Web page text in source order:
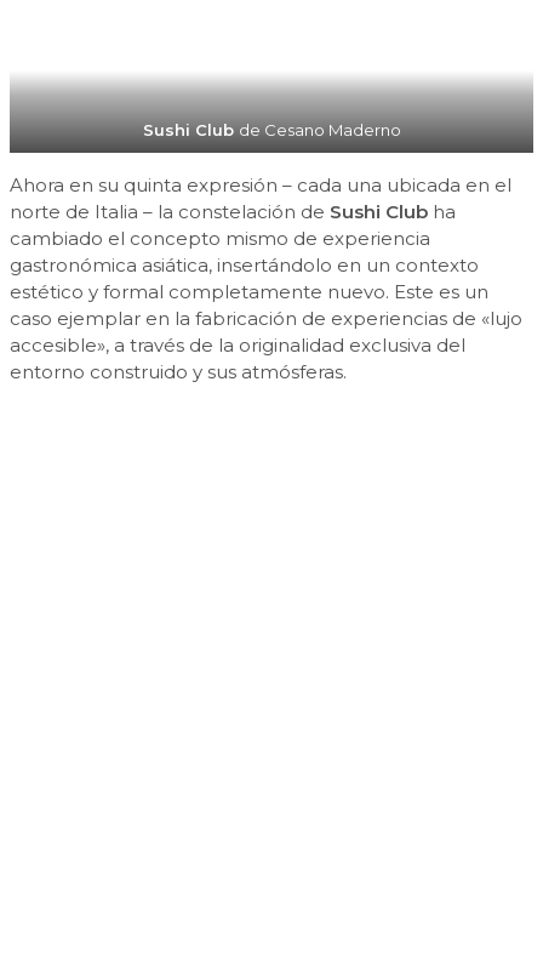
Sushi Club de Cesano Maderno
Ahora en su quinta expresión – cada una ubicada en el
norte de Italia – la constelación de Sushi Club ha
cambiado el concepto mismo de experiencia
gastronómica asiática, insertándolo en un contexto
estético y formal completamente nuevo. Este es un
caso ejemplar en la fabricación de experiencias de «lujo
accesible», a través de la originalidad exclusiva del
entorno construido y sus atmósferas.